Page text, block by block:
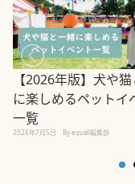
【2026年版】犬や
に楽しめるペットイ
一覧
2026年7月5日 By equall編集部